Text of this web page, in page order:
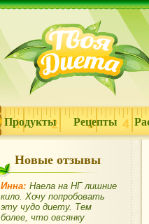
Продукты Рецепты
Новые отзывы
Инна: Наела на НГ лишние
кило. Хочу попробовать
эту чудо диету. Тем
более, что овсянку